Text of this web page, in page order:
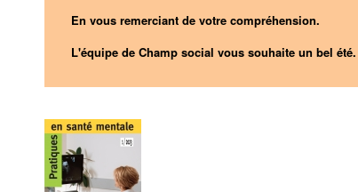
En vous remerciant de votre compréhension.
L'équipe de Champ social vous souhaite un bel été.